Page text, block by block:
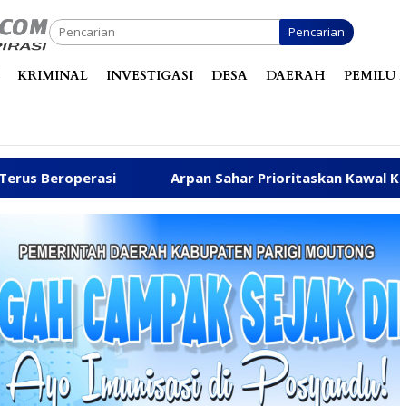
Pencarian
KRIMINAL INVESTIGASI DESA DAERAH PEMILU
Arpan Sahar Prioritaskan Kawal Kebutuhan Dasar Warga